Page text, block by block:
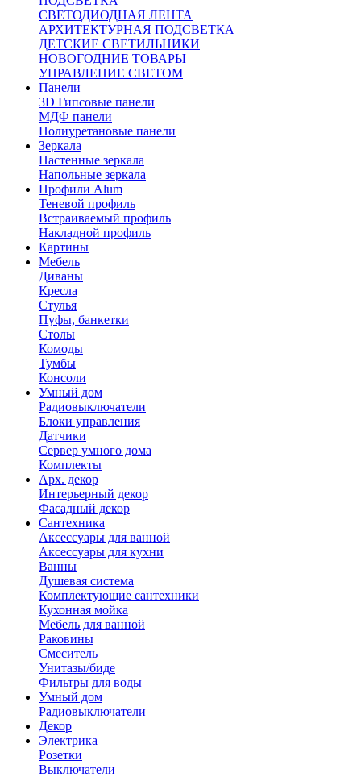
СВЕТОДИОДНАЯ ЛЕНТА
АРХИТЕКТУРНАЯ ПОДСВЕТКА
ДЕТСКИЕ СВЕТИЛЬНИКИ
НОВОГОДНИЕ ТОВАРЫ
УПРАВЛЕНИЕ СВЕТОМ
Панели
3D Гипсовые панели
МДФ панели
Полиуретановые панели
Зеркала
Настенные зеркала
Напольные зеркала
Профили Alum
Теневой профиль
Встраиваемый профиль
Накладной профиль
Картины
Мебель
Диваны
Кресла
Стулья
Пуфы, банкетки
Столы
Комоды
Тумбы
Консоли
Умный дом
Радиовыключатели
Блоки управления
Датчики
Сервер умного дома
Комплекты
Арх. декор
Интерьерный декор
Фасадный декор
Сантехника
Аксессуары для ванной
Аксессуары для кухни
Ванны
Душевая система
Комплектующие сантехники
Кухонная мойка
Мебель для ванной
Раковины
Смеситель
Унитазы/биде
Фильтры для воды
Умный дом
Радиовыключатели
Декор
Электрика
Розетки
Выключатели